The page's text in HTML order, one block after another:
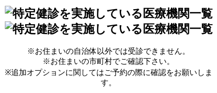
※お住まいの自治体以外では受診できません。
※お住まいの市町村でご確認下さい。
※追加オプションに関してはご予約の際に確認をお願いしま
す。